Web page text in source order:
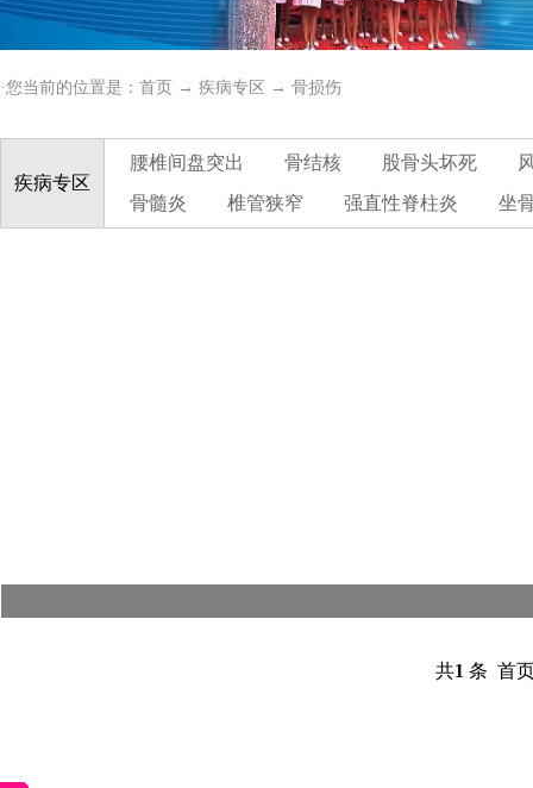
·您当前的位置是： 首页 → 疾病专区 → 骨损伤
疾病专区
腰椎间盘突出 骨结核 股骨头坏死
骨髓炎
椎管狭窄 强直性脊柱炎 坐
共1 条 首